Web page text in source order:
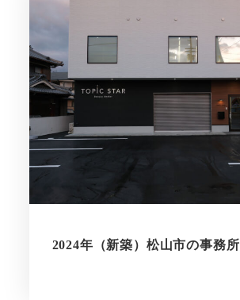
2024年（新築）松山市の事務所